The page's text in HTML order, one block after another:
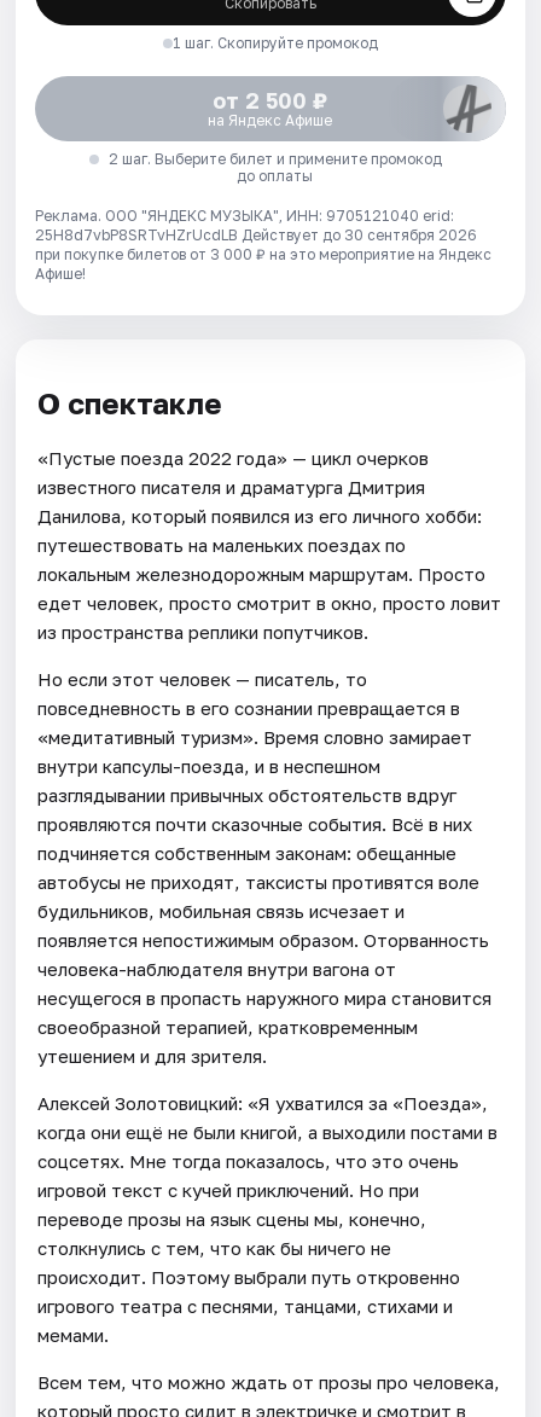
1 шаг. Скопируйте промокод
от 2 500 ₽
на Яндекс Афише
2 шаг. Выберите билет и примените промокод
до оплаты
Реклама. ООО "ЯНДЕКС МУЗЫКА", ИНН: 9705121040 erid:
25H8d7vbP8SRTvHZrUcdLB Действует до 30 сентября 2026
при покупке билетов от 3 000 ₽ на это мероприятие на Яндекс
Афише!
О спектакле
«Пустые поезда 2022 года» — цикл очерков
известного писателя и драматурга Дмитрия
Данилова, который появился из его личного хобби:
путешествовать на маленьких поездах по
локальным железнодорожным маршрутам. Просто
едет человек, просто смотрит в окно, просто ловит
из пространства реплики попутчиков.
Но если этот человек — писатель, то
повседневность в его сознании превращается в
«медитативный туризм». Время словно замирает
внутри капсулы-поезда, и в неспешном
разглядывании привычных обстоятельств вдруг
проявляются почти сказочные события. Всё в них
подчиняется собственным законам: обещанные
автобусы не приходят, таксисты противятся воле
будильников, мобильная связь исчезает и
появляется непостижимым образом. Оторванность
человека-наблюдателя внутри вагона от
несущегося в пропасть наружного мира становится
своеобразной терапией, кратковременным
утешением и для зрителя.
Алексей Золотовицкий: «Я ухватился за «Поезда»,
когда они ещё не были книгой, а выходили постами в
соцсетях. Мне тогда показалось, что это очень
игровой текст с кучей приключений. Но при
переводе прозы на язык сцены мы, конечно,
столкнулись с тем, что как бы ничего не
происходит. Поэтому выбрали путь откровенно
игрового театра с песнями, танцами, стихами и
мемами.
Всем тем, что можно ждать от прозы про человека,
который просто сидит в электричке и смотрит в